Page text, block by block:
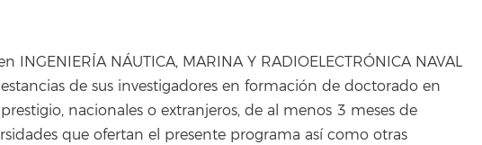
INGENIERÍA NÁUTICA, MARINA Y RADIOELECTRÓNICA NAVAL
de sus investigadores en formación de doctorado en
nacionales o extranjeros, de al menos 3 meses de
que ofertan el presente programa así como otras